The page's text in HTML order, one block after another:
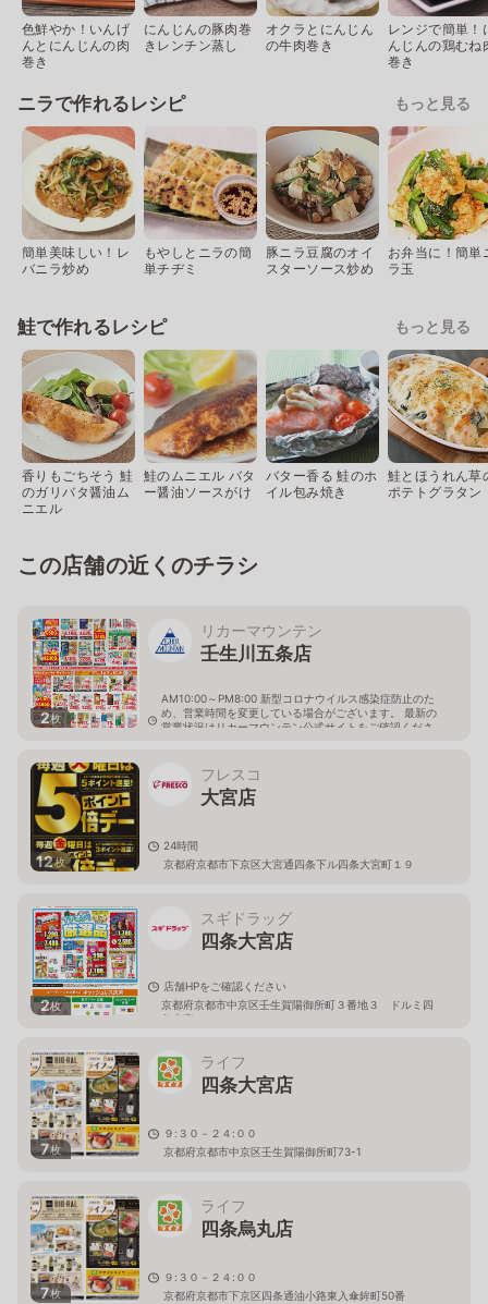
色鮮やか！いんげ
んとにんじんの肉
巻き
にんじんの豚肉巻
きレンチン蒸し
オクラとにんじん
の牛肉巻き
レンジで簡単！
んじんの鶏むね
巻き
ニラで作れるレシピ もっと見る
簡単美味しい！レ
バニラ炒め
もやしとニラの簡
単チヂミ
豚ニラ豆腐のオイ
スターソース炒め
お弁当に！簡単
ラ玉
鮭で作れるレシピ もっと見る
香りもごちそう 鮭
のガリバタ醤油ム
ニエル
鮭のムニエル バタ
ー醤油ソースがけ
バター香る 鮭のホ
イル包み焼き
鮭とほうれん草
ポテトグラタン
この店舗の近くのチラシ
2枚
リカーマウンテン
壬生川五条店
AM10:00～PM8:00 新型コロナウイルス感染症防止のた
め、営業時間を変更している場合がございます。 最新の
営業状況はリカーマウンテン公式サイトをご確認くださ
12枚
フレスコ
大宮店
24時間
京都府京都市下京区大宮通四条下ル四条大宮町１９
2枚
スギドラッグ
四条大宮店
店舗HPをご確認ください
京都府京都市中京区壬生賀陽御所町３番地３ ドルミ四
条大宮 １Ｆ
7枚
ライフ
四条大宮店
９:３０－２４:００
京都府京都市中京区壬生賀陽御所町73-1
7枚
ライフ
四条烏丸店
９:３０－２４:００
京都府京都市下京区四条通油小路東入傘鉾町50番